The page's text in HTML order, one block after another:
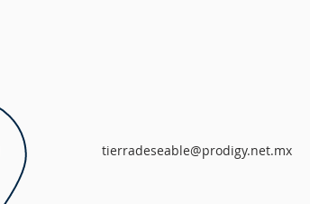
tierradeseable@prodigy.net.mx